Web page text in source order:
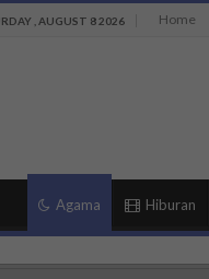
, AUGUST 8 2026 Home
Agama Hiburan